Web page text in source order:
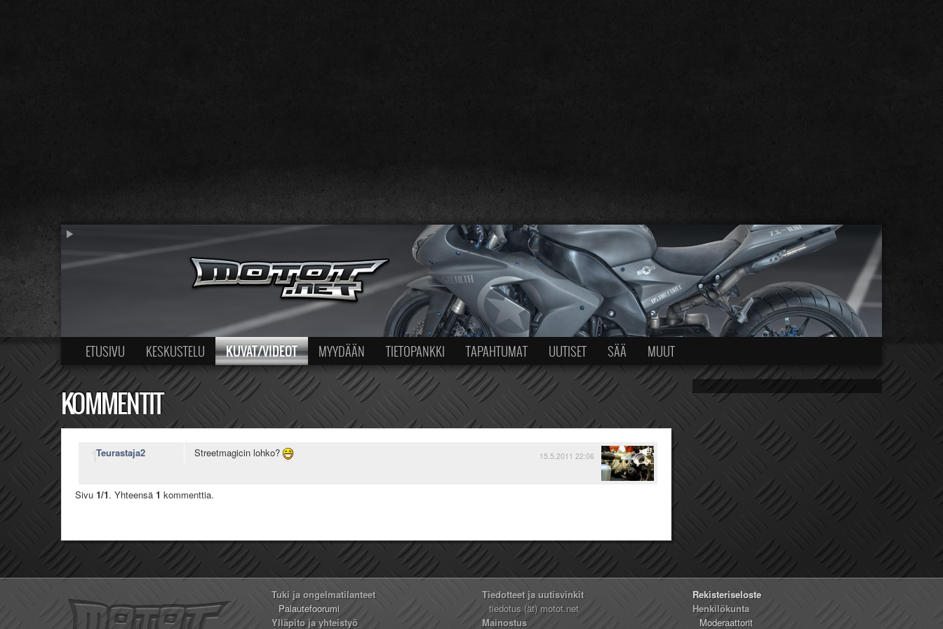
ETUSIVU KESKUSTELU KUVAT/VIDEOT MYYDÄÄN TIETOPANKKI TAPAHTUMAT UUTISET SÄÄ MUUT
KOMMENTIT
1
Teurastaja2 Streetmagicin lohko? 15.5.2011 22:06
Sivu 1/1. Yhteensä 1 kommenttia.
Tuki ja ongelmatilanteet
Palautefoorumi
Ylläpito ja yhteistyö
Tiedotteet ja uutisvinkit
tiedotus (ät) motot.net
Mainostus
Rekisteriseloste
Henkilökunta
Moderaattorit